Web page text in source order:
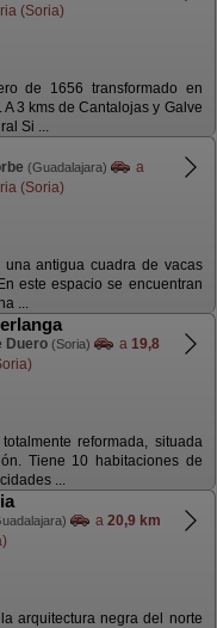
(Soria)
de 1656 transformado en
3 kms de Cantalojas y Galve
Si ...
(Guadalajara)
a
(Soria)
antigua cuadra de vacas
este espacio se encuentran
...
Duero (Soria) a 19,8
reformada, situada
Tiene 10 habitaciones de
...
a 20,9 km
arquitectura negra del norte